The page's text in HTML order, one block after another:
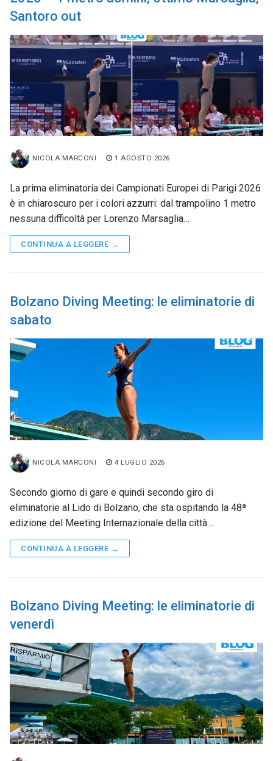
Santoro out
NICOLA MARCONI 1 AGOSTO 2026
La prima eliminatoria dei Campionati Europei di Parigi 2026
è in chiaroscuro per i colori azzurri: dal trampolino 1 metro
nessuna difficoltà per Lorenzo Marsaglia…
CONTINUA A LEGGERE →
Bolzano Diving Meeting: le eliminatorie di
sabato
NICOLA MARCONI 4 LUGLIO 2026
Secondo giorno di gare e quindi secondo giro di
eliminatorie al Lido di Bolzano, che sta ospitando la 48ª
edizione del Meeting Internazionale della città…
CONTINUA A LEGGERE →
Bolzano Diving Meeting: le eliminatorie di
venerdì